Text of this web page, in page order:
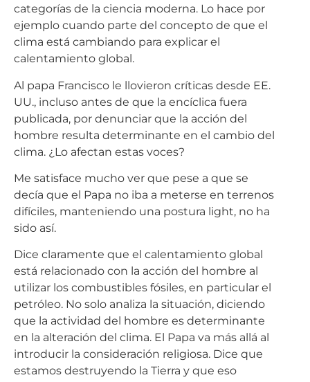
categorías de la ciencia moderna. Lo hace por
ejemplo cuando parte del concepto de que el
clima está cambiando para explicar el
calentamiento global.
Al papa Francisco le llovieron críticas desde EE.
UU., incluso antes de que la encíclica fuera
publicada, por denunciar que la acción del
hombre resulta determinante en el cambio del
clima. ¿Lo afectan estas voces?
Me satisface mucho ver que pese a que se
decía que el Papa no iba a meterse en terrenos
difíciles, manteniendo una postura light, no ha
sido así.
Dice claramente que el calentamiento global
está relacionado con la acción del hombre al
utilizar los combustibles fósiles, en particular el
petróleo. No solo analiza la situación, diciendo
que la actividad del hombre es determinante
en la alteración del clima. El Papa va más allá al
introducir la consideración religiosa. Dice que
estamos destruyendo la Tierra y que eso